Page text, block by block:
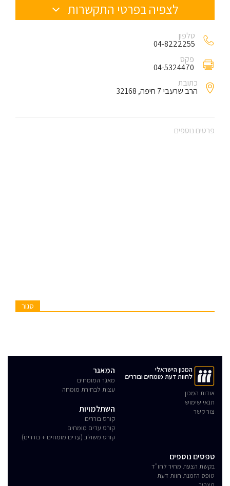
לצפיה בפרטי התקשרות
טלפון
04-8222255
פקס
04-5324470
כתובת
הרב שרעבי 7 חיפה, 32168
פרטים נוספים
סגור
המכון הישראלי
לחוות דעת מומחים ובוררים
אודות המכון
תנאי שימוש
צור קשר
המאגר
מאגר המומחים
עצות לבחירת מומחה
השתלמויות
קורס בוררים
קורס עדים מומחים
קורס משולב (עדים מומחים + בוררים)
טפסים נוספים
בקשת הצעת מחיר לחו"ד
טופס הזמנת חוות דעת